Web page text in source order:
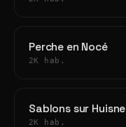
Perche en Nocé
2K hab.
Sablons sur Huisne
2K hab.